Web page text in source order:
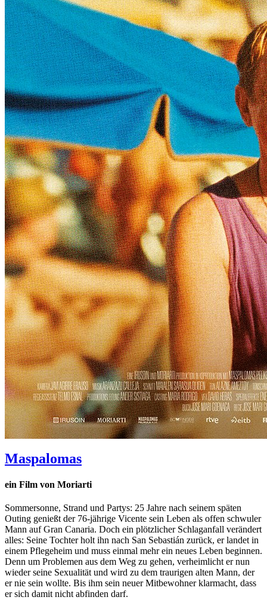
Maspalomas
ein Film von Moriarti
Sommersonne, Strand und Partys: 25 Jahre nach seinem späten
Outing genießt der 76-jährige Vicente sein Leben als offen schwuler
Mann auf Gran Canaria. Doch ein plötzlicher Schlaganfall verändert
alles: Seine Tochter holt ihn nach San Sebastián zurück, er landet in
einem Pflegeheim und muss einmal mehr ein neues Leben beginnen.
Denn um Problemen aus dem Weg zu gehen, verheimlicht er nun
wieder seine Sexualität und wird zu dem traurigen alten Mann, der
er nie sein wollte. Bis ihm sein neuer Mitbewohner klarmacht, dass
er sich damit nicht abfinden darf.